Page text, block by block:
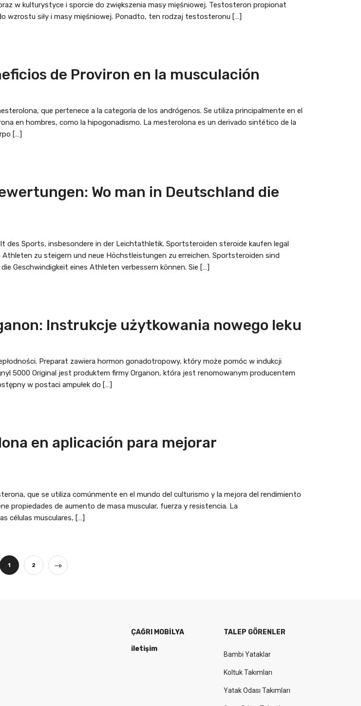
w kulturystyce i sporcie do zwiększenia masy mięśniowej. Testosteron propionat
wzrostu siły i masy mięśniowej. Ponadto, ten rodzaj testosteronu […]
de Proviron en la musculación
que pertenece a la categoría de los andrógenos. Se utiliza principalmente en el
en hombres, como la hipogonadismo. La mesterolona es un derivado sintético de la
[…]
Wo man in Deutschland die
des Sports, insbesondere in der Leichtathletik. Sportsteroiden steroide kaufen legal
zu steigern und neue Höchstleistungen zu erreichen. Sportsteroiden sind
Geschwindigkeit eines Athleten verbessern können. Sie […]
Instrukcje użytkowania nowego leku
Preparat zawiera hormon gonadotropowy, który może pomóc w indukcji
5000 Original jest produktem firmy Organon, która jest renomowanym producentem
w postaci ampułek do […]
en aplicación para mejorar
que se utiliza comúnmente en el mundo del culturismo y la mejora del rendimiento
propiedades de aumento de masa muscular, fuerza y resistencia. La
células musculares, […]
1 2
ÇAĞRI MOBILYA
iletişim
TALEP GÖRENLER
Bambi Yataklar
Koltuk Takımları
Yatak Odası Takımları